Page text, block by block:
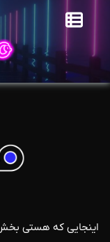
اینجایی که هستی